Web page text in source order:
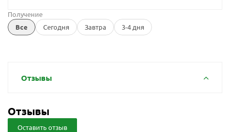
Получение
Все
Сегодня Завтра 3-4 дня
Отзывы
Отзывы
Оставить отзыв